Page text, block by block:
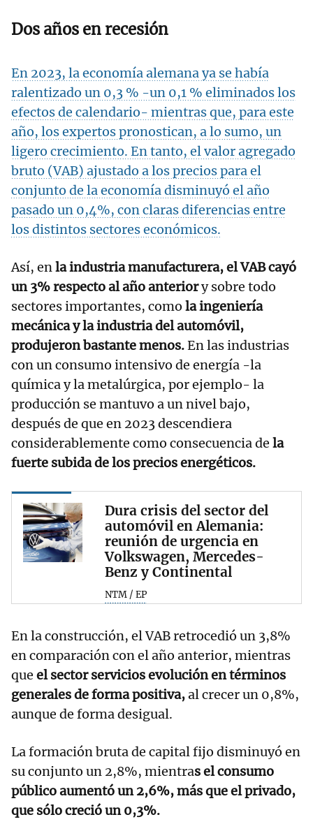
Dos años en recesión
En 2023, la economía alemana ya se había
ralentizado un 0,3 % -un 0,1 % eliminados los
efectos de calendario- mientras que, para este
año, los expertos pronostican, a lo sumo, un
ligero crecimiento. En tanto, el valor agregado
bruto (VAB) ajustado a los precios para el
conjunto de la economía disminuyó el año
pasado un 0,4%, con claras diferencias entre
los distintos sectores económicos.
Así, enla industria manufacturera, el VAB cayó
un 3% respecto al año anteriory sobre todo
sectores importantes, como la ingeniería
mecánica y la industria del automóvil,
produjeron bastante menos.En las industrias
con un consumo intensivo de energía -la
química y la metalúrgica, por ejemplo- la
producción se mantuvo a un nivel bajo,
después de que en 2023 descendiera
considerablemente como consecuencia de la
fuerte subida de los precios energéticos.
Dura crisis del sector del
automóvil en Alemania:
reunión de urgencia en
Volkswagen, Mercedes-
Benz y Continental
NTM / EP
En la construcción, el VAB retrocedió un 3,8%
en comparación con el año anterior, mientras
que el sector servicios evolución en términos
generales de forma positiva,al crecer un 0,8%,
aunque de forma desigual.
La formación bruta de capital fijo disminuyó en
su conjunto un 2,8%, mientras el consumo
público aumentó un 2,6%, más que el privado,
que sólo creció un 0,3%.